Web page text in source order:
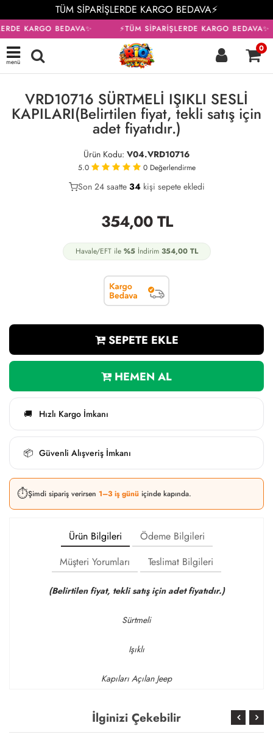
TÜM SİPARİŞLERDE KARGO BEDAVA⚡
KARGO BEDAVA✨ ⚡TÜM SİPARİŞLERDE KARGO BEDAVA✨
menü
0
VRD10716 SÜRTMELİ IŞIKLI SESLİ
KAPILARI(Belirtilen fiyat, tekli satış için
adet fiyatıdır.)
Ürün Kodu: V04.VRD10716
5.0 0 Değerlendirme
21
Son 24 saatte 34 kişi sepete ekledi
10
354,00TL
Havale/EFT ile %5İndirim 354,00TL
SEPETE EKLE
HEMEN AL
🚚 Hızlı Kargo İmkanı
📦 Güvenli Alışveriş İmkanı
⏱️Şimdi sipariş verirsen 1–3 iş günü içinde kapında.
Ürün Bilgileri
Ödeme Bilgileri
Müşteri Yorumları
Teslimat Bilgileri
(Belirtilen fiyat, tekli satış için adet fiyatıdır.)
Sürtmeli
Işıklı
Kapıları Açılan Jeep
İlginizi Çekebilir